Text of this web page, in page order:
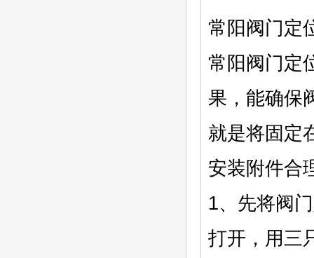
常阳阀门定
常阳阀门定
果，能确保
就是将固定
安装附件合
1、先将阀
打开，用三